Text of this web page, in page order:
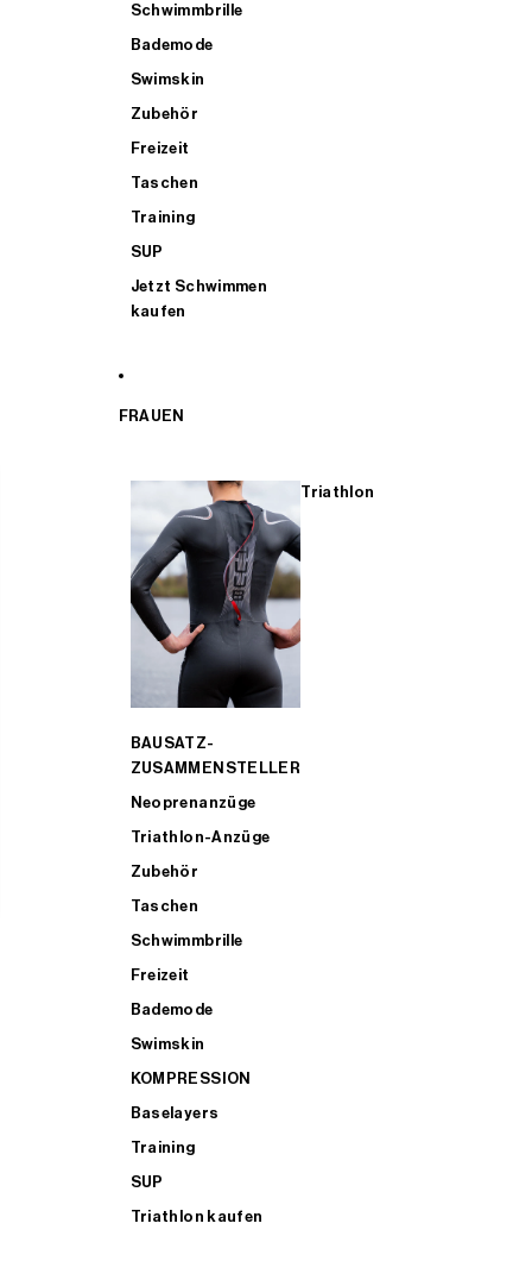
Schwimmbrille
Bademode
Swimskin
Zubehör
Freizeit
Taschen
Training
SUP
Jetzt Schwimmen
kaufen
FRAUEN
Triathlon
BAUSATZ-
ZUSAMMENSTELLER
Neoprenanzüge
Triathlon-Anzüge
Zubehör
Taschen
Schwimmbrille
Freizeit
Bademode
Swimskin
KOMPRESSION
Baselayers
Training
SUP
Triathlon kaufen